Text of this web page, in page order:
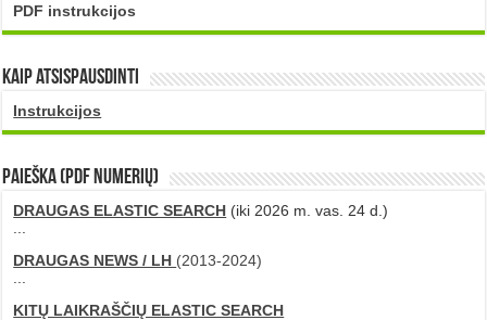
PDF instrukcijos
Kaip atsispausdinti
Instrukcijos
PAIEŠKA (PDF numerių)
DRAUGAS ELASTIC SEARCH (iki 2026 m. vas. 24 d.)
DRAUGAS NEWS / LH (2013-2024)
KITŲ LAIKRAŠČIŲ ELASTIC SEARCH